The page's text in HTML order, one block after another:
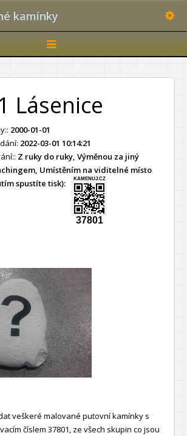
kamínky
Toggle
navigation
Lásenice
2000-01-01
2022-03-01 10:14:21
Z ruky do ruky, Výměnou za jiný
Umístěním na viditelné místo
spustíte tisk):
KAMENUJ.CZ
37801
veškeré malované putovní kamínky s
číslem 37801, ze všech skupin co jsou